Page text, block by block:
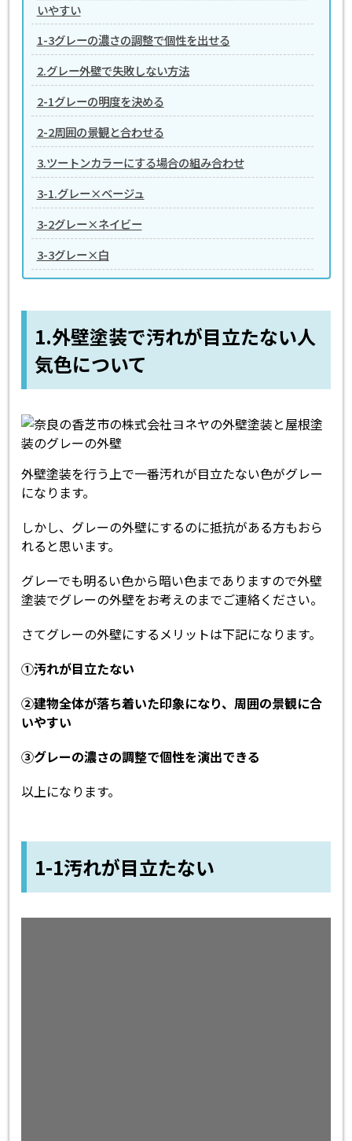
いやすい
1-3グレーの濃さの調整で個性を出せる
2.グレー外壁で失敗しない方法
2-1グレーの明度を決める
2-2周囲の景観と合わせる
3.ツートンカラーにする場合の組み合わせ
3-1.グレー×ベージュ
3-2グレー×ネイビー
3-3グレー×白
1.外壁塗装で汚れが目立たない人
気色について
外壁塗装を行う上で一番汚れが目立たない色がグレー
になります。
しかし、グレーの外壁にするのに抵抗がある方もおら
れると思います。
グレーでも明るい色から暗い色までありますので外壁
塗装でグレーの外壁をお考えのまでご連絡ください。
さてグレーの外壁にするメリットは下記になります。
①汚れが目立たない
②建物全体が落ち着いた印象になり、周囲の景観に合
いやすい
③グレーの濃さの調整で個性を演出できる
以上になります。
1-1汚れが目立たない